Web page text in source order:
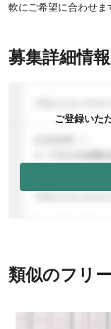
軟にご希望に合わせま
募集詳細情報
ご登録いた
類似のフリ